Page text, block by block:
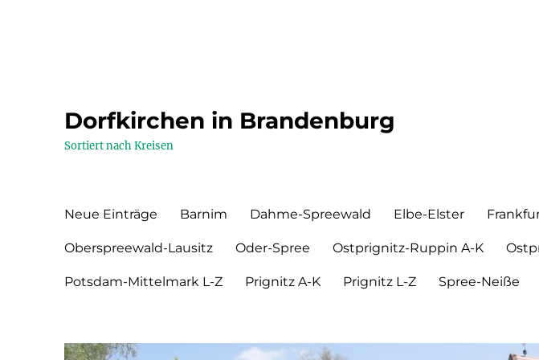
Dorfkirchen in Brandenburg
Sortiert nach Kreisen
Neue Einträge Barnim Dahme-Spreewald Elbe-Elster
Oberspreewald-Lausitz Oder-Spree Ostprignitz-Ruppin A-K
Potsdam-Mittelmark L-Z Prignitz A-K Prignitz L-Z Spree-Neiße